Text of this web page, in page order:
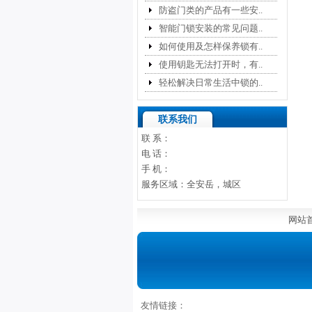
防盗门类的产品有一些安..
智能门锁安装的常见问题..
如何使用及怎样保养锁有..
使用钥匙无法打开时，有..
轻松解决日常生活中锁的..
联系我们
联 系：
电 话：
手 机：
服务区域：全安岳，城区
网站
友情链接：